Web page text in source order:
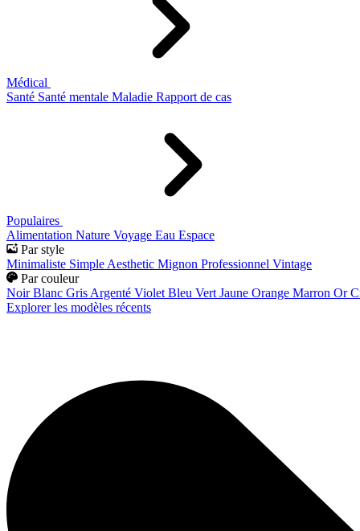
Médical
Santé Santé mentale Maladie Rapport de cas
Populaires
Alimentation Nature Voyage Eau Espace
Par style
Minimaliste Simple Aesthetic Mignon Professionnel Vintage
Par couleur
Noir Blanc Gris Argenté Violet Bleu Vert Jaune Orange Marron Or
Explorer les modèles récents